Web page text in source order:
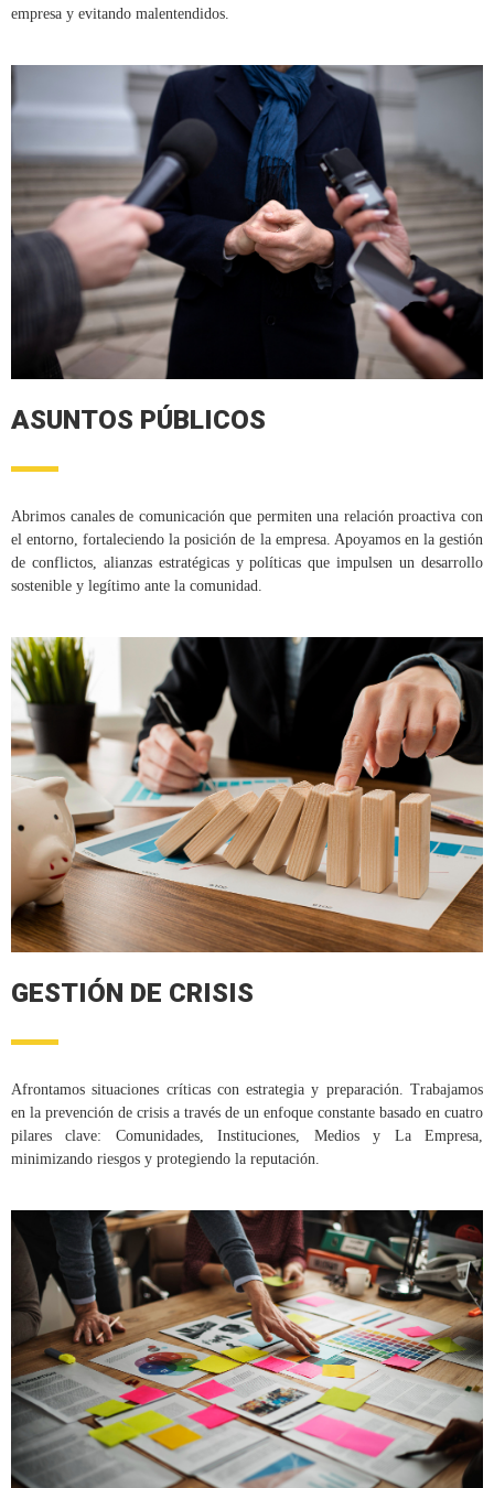
empresa y evitando malentendidos.
ASUNTOS PÚBLICOS
Abrimos canales de comunicación que permiten una relación proactiva con
el entorno, fortaleciendo la posición de la empresa. Apoyamos en la gestión
de conflictos, alianzas estratégicas y políticas que impulsen un desarrollo
sostenible y legítimo ante la comunidad.
GESTIÓN DE CRISIS
Afrontamos situaciones críticas con estrategia y preparación. Trabajamos
en la prevención de crisis a través de un enfoque constante basado en cuatro
pilares clave: Comunidades, Instituciones, Medios y La Empresa,
minimizando riesgos y protegiendo la reputación.